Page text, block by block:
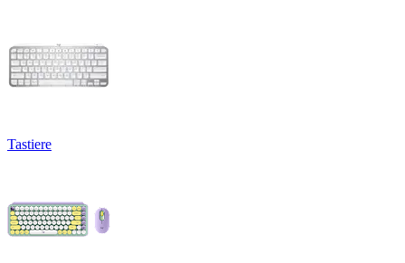
Tastiere